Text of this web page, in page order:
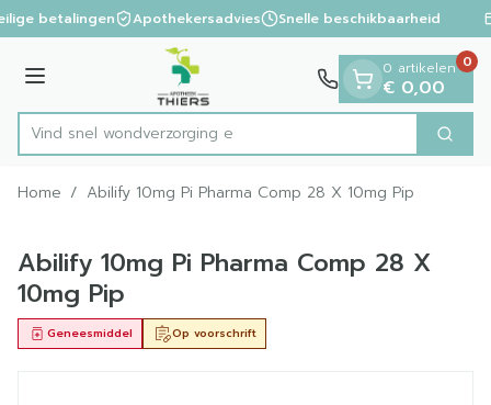
Ga naar de inhoud
1 van 1
betalingen Apothekersadvies Snelle beschikbaarheid
Menu
Product, merk, categorie...
Vind snel wondve Zoek
0 artikelen
€ 0,00
0
Home / Abilify 10mg Pi Pharma Comp 28 X 10mg Pip
Abilify 10mg Pi Pharma Comp 28 X
10mg Pip
Op voorschrift
Geneesmiddel